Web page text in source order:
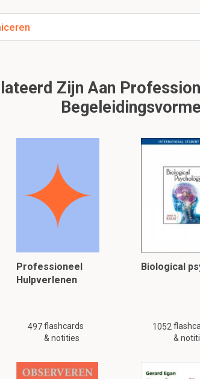
Zijn Aan
Professioneel
Hulpverlenen
497 flashcards
& notities
Biological
1052
&